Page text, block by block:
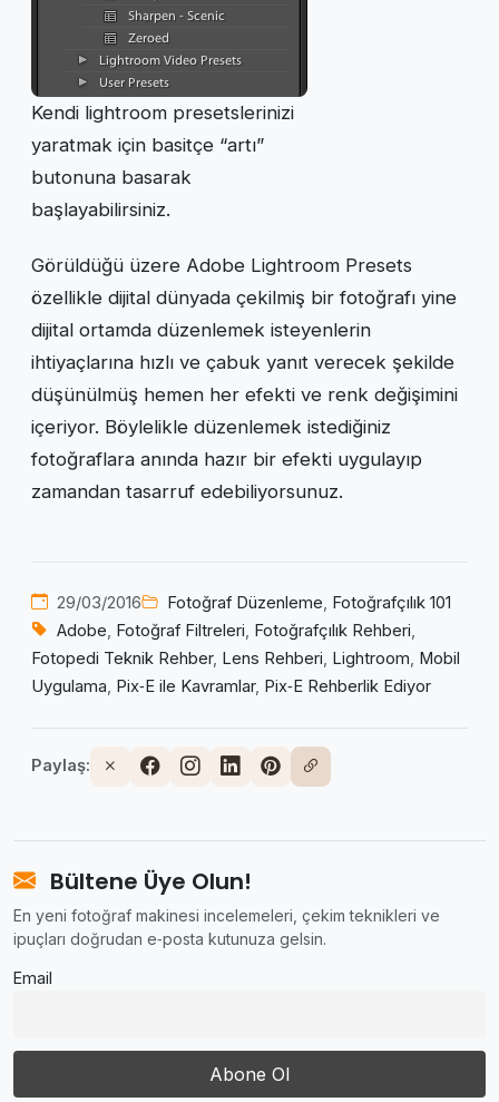
Kendi lightroom presetslerinizi
yaratmak için basitçe “artı”
butonuna basarak
başlayabilirsiniz.
Görüldüğü üzere Adobe Lightroom Presets
özellikle dijital dünyada çekilmiş bir fotoğrafı yine
dijital ortamda düzenlemek isteyenlerin
ihtiyaçlarına hızlı ve çabuk yanıt verecek şekilde
düşünülmüş hemen her efekti ve renk değişimini
içeriyor. Böylelikle düzenlemek istediğiniz
fotoğraflara anında hazır bir efekti uygulayıp
zamandan tasarruf edebiliyorsunuz.
29/03/2016 Fotoğraf Düzenleme, Fotoğrafçılık 101
Adobe, Fotoğraf Filtreleri, Fotoğrafçılık Rehberi,
Fotopedi Teknik Rehber, Lens Rehberi, Lightroom, Mobil
Uygulama, Pix‑E ile Kavramlar, Pix‑E Rehberlik Ediyor
Paylaş:
Bültene Üye Olun!
En yeni fotoğraf makinesi incelemeleri, çekim teknikleri ve
ipuçları doğrudan e‑posta kutunuza gelsin.
Email